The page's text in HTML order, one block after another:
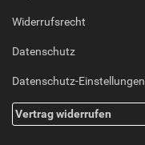
Widerrufsrecht
Datenschutz
Datenschutz-Einstellungen
Vertrag widerrufen